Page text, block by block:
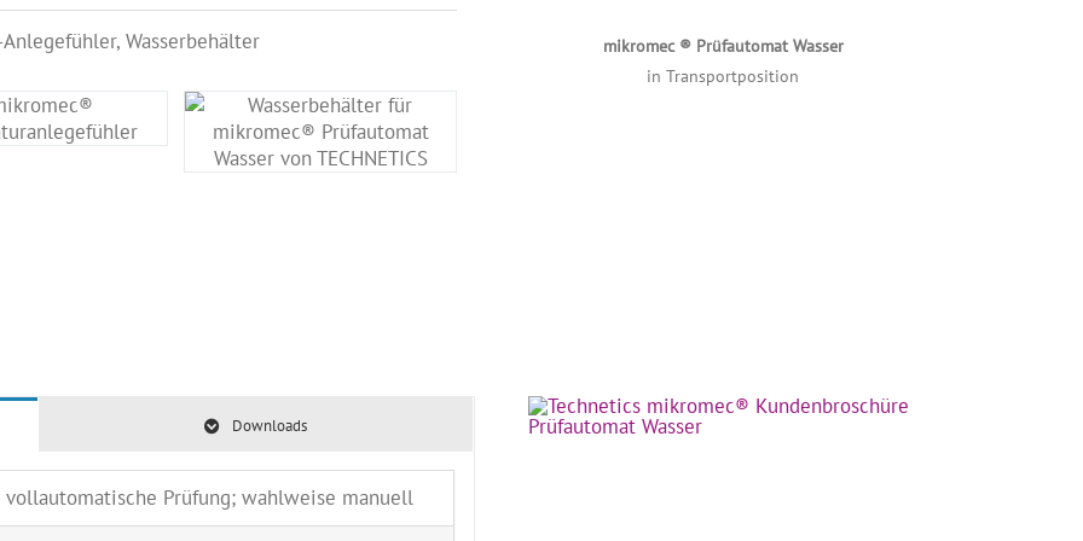
Wasserbehälter
mikromec ® Prüfautomat Wasser
in Transportposition
Downloads
Prüfung; wahlweise manuell